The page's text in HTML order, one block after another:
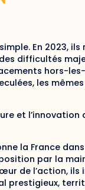
En 2023,
difficultés
hors-
les
et l’innovation
la France
par la
de l’action,
prestigieux,